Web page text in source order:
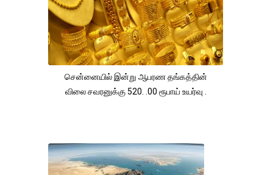
சென்னையில் இன்று ஆபரண தங்கத்தின்
விலை சவரனுக்கு 520. .00 ரூபாய் உயர்வு .